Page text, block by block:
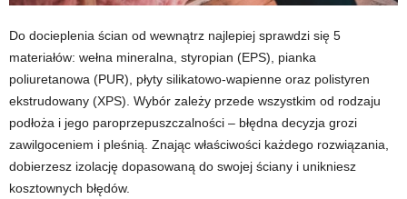
Do docieplenia ścian od wewnątrz najlepiej sprawdzi się 5
materiałów: wełna mineralna, styropian (EPS), pianka
poliuretanowa (PUR), płyty silikatowo-wapienne oraz polistyren
ekstrudowany (XPS). Wybór zależy przede wszystkim od rodzaju
podłoża i jego paroprzepuszczalności – błędna decyzja grozi
zawilgoceniem i pleśnią. Znając właściwości każdego rozwiązania,
dobierzesz izolację dopasowaną do swojej ściany i unikniesz
kosztownych błędów.